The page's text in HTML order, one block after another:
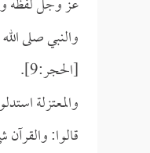
والنبي صلى
[الحجر:9].
والمعتزلة
قالوا: